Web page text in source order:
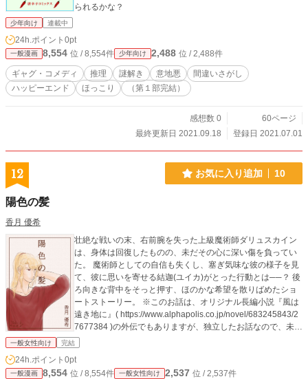
られるかな？
少年向け 連載中
24h.ポイント 0pt
一般漫画 8,554 位 / 8,554件 少年向け 2,488 位 / 2,488件
ギャグ・コメディ 推理 謎解き 意地悪
間違いさがし
ハッピーエンド
ほっこり （第１部完結）
感想数 0
60ページ
最終更新日 2021.09.18
登録日 2021.07.01
12 お気に入り追加 10
陽色の髪
香月 優希
壮絶な戦いの末、右前腕を失った上級魔術師ダリュスカイン
は、身体は回復したものの、未だその心に深い傷を負ってい
た。 魔術師としての自信も失くし、塞ぎ気味な彼の様子を見
て、彼に思いを寄せる結迦(ユイカ)がとった行動とは──？ 後
ろ向きな背中をそっと押す、ほのかな希望を散りばめたショ
ートストーリー。 ※このお話は、オリジナル長編小説『風は
遠き地に』( https://www.alphapolis.co.jp/novel/683245843/2
7677384 )の外伝でもありますが、独立したお話なので、未読
でも問題ありません。 ※また、このお話の後に続く２人の物
olis.co.jp/novel/683245843/133880515 )となります。
一般女性向け 完結
24h.ポイント 0pt
一般漫画 8,554 位 / 8,554件 一般女性向け 2,537 位 / 2,537件